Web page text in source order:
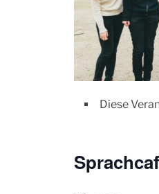
Diese